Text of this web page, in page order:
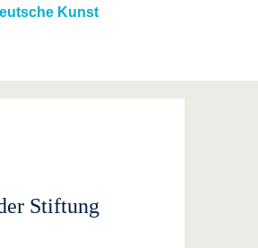
Sport & Gesundheit
Kunst
Stiftung